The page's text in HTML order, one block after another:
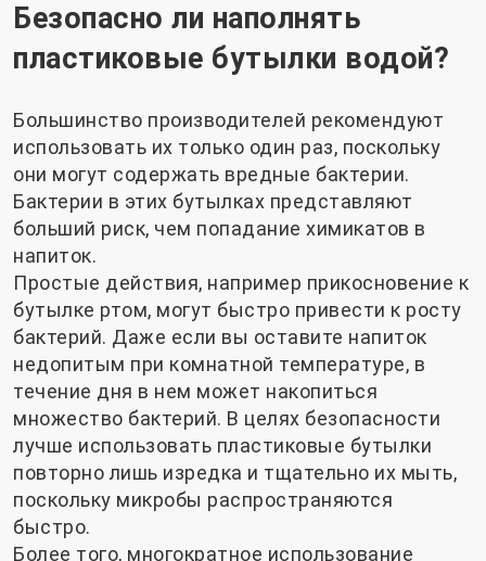
Безопасно ли наполнять
пластиковые бутылки водой?
Большинство производителей рекомендуют
использовать их только один раз, поскольку
они могут содержать вредные бактерии.
Бактерии в этих бутылках представляют
больший риск, чем попадание химикатов в
напиток.
Простые действия, например прикосновение к
бутылке ртом, могут быстро привести к росту
бактерий. Даже если вы оставите напиток
недопитым при комнатной температуре, в
течение дня в нем может накопиться
множество бактерий. В целях безопасности
лучше использовать пластиковые бутылки
повторно лишь изредка и тщательно их мыть,
поскольку микробы распространяются
быстро.
Более того, многократное использование